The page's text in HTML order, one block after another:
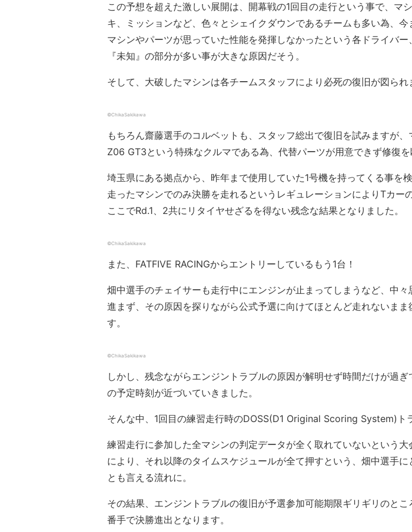
この予想を超えた激しい展開は、開幕戦の1回目の走行という事で、マ
キ、ミッションなど、色々とシェイクダウンであるチームも多い為、今
マシンやパーツが思っていた性能を発揮しなかったという各ドライバー
『未知』の部分が多い事が大きな原因だそう。
そして、大破したマシンは各チームスタッフにより必死の復旧が図られ
©ChikaSakikawa
もちろん齋藤選手のコルベットも、スタッフ総出で復旧を試みますが、
Z06 GT3という特殊なクルマである為、代替パーツが用意できず修復を
埼玉県にある拠点から、昨年まで使用していた1号機を持ってくる事を
走ったマシンでのみ決勝を走れるというレギュレーションによりTカー
ここでRd.1、2共にリタイヤせざるを得ない残念な結果となりました。
©ChikaSakikawa
また、FATFIVE RACINGからエントリーしているもう1台！
畑中選手のチェイサーも走行中にエンジンが止まってしまうなど、中
進まず、その原因を探りながら公式予選に向けてほとんど走れないまま
す。
©ChikaSakikawa
しかし、残念ながらエンジントラブルの原因が解明せず時間だけが過
の予定時刻が近づいていきました。
そんな中、1回目の練習走行時のDOSS(D1 Original Scoring System)ト
練習走行に参加した全マシンの判定データが全く取れていないという
により、それ以降のタイムスケジュールが全て押すという、畑中選手
とも言える流れに。
その結果、エンジントラブルの復旧が予選参加可能期限ギリギリのと
番手で決勝進出となります。